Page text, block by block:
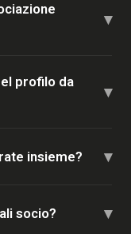
▾
profilo da
▾
insieme? ▾
socio? ▾